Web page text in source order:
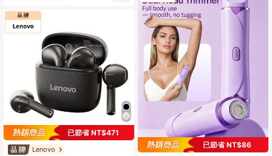
已節省 NT$471
Lenovo
已節省 NT$86